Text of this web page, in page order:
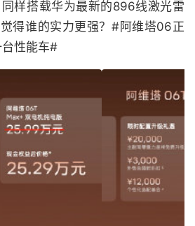
样搭载华为最新的896线激光雷
得谁的实力更强？#阿维塔06正
性能车#